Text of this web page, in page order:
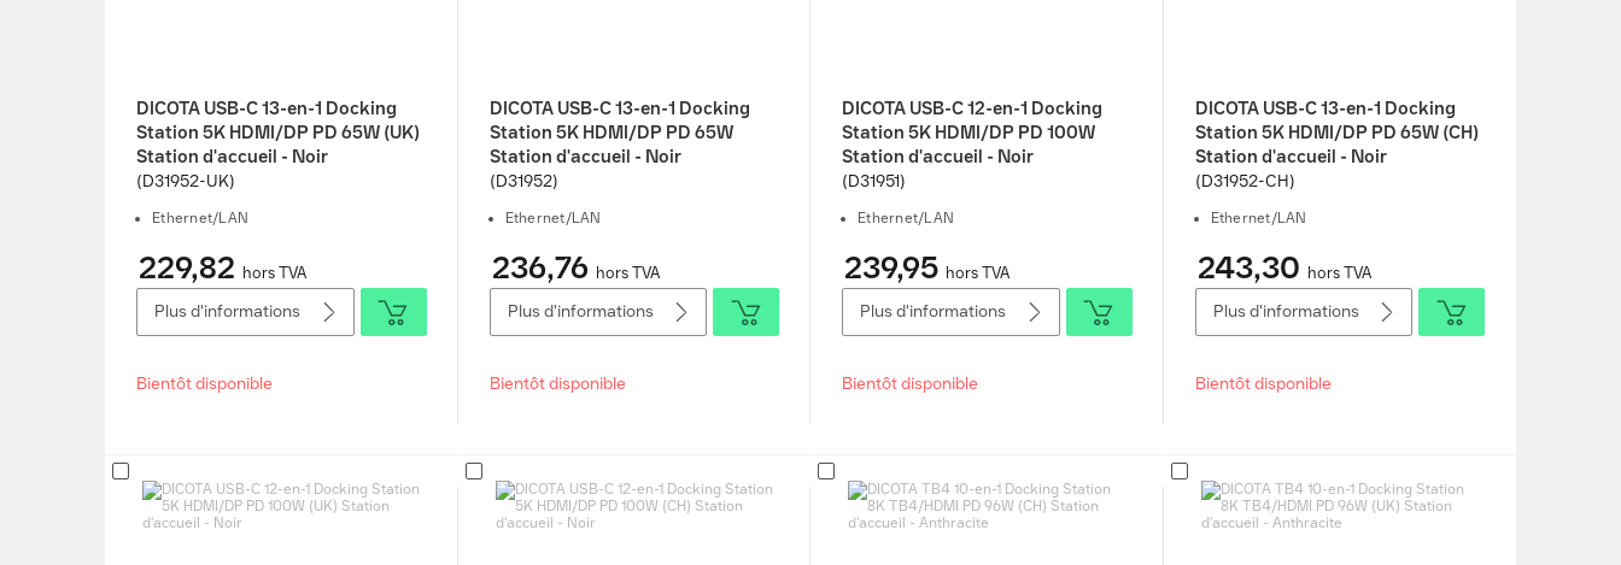
DICOTA USB-C 13-en-1 Docking
Station 5K HDMI/DP PD 65W (UK)
Station d'accueil - Noir
(D31952-UK)
Ethernet/LAN
229,82 hors TVA
Plus d'informations
Bientôt disponible
DICOTA USB-C 13-en-1 Docking
Station 5K HDMI/DP PD 65W
Station d'accueil - Noir
(D31952)
Ethernet/LAN
236,76 hors TVA
Plus d'informations
Bientôt disponible
DICOTA USB-C 12-en-1 Docking
Station 5K HDMI/DP PD 100W
Station d'accueil - Noir
(D31951)
Ethernet/LAN
239,95 hors TVA
Plus d'informations
Bientôt disponible
DICOTA USB-C 13-en-1 Docking
Station 5K HDMI/DP PD 65W (CH)
Station d'accueil - Noir
(D31952-CH)
Ethernet/LAN
243,30 hors TVA
Plus d'informations
Bientôt disponible